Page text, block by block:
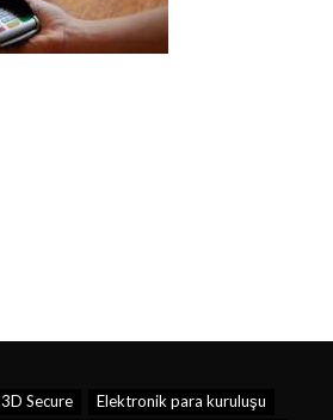
3D Secure
Elektronik para kuruluşu